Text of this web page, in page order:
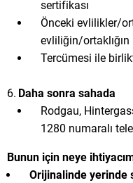
sertifikası
Önceki evlilikler/
evliliğin/
Tercümesi ile
Daha sonra sahada
Rodgau,
1280 numaralı
Bunun için neye
Orijinalinde yerinde